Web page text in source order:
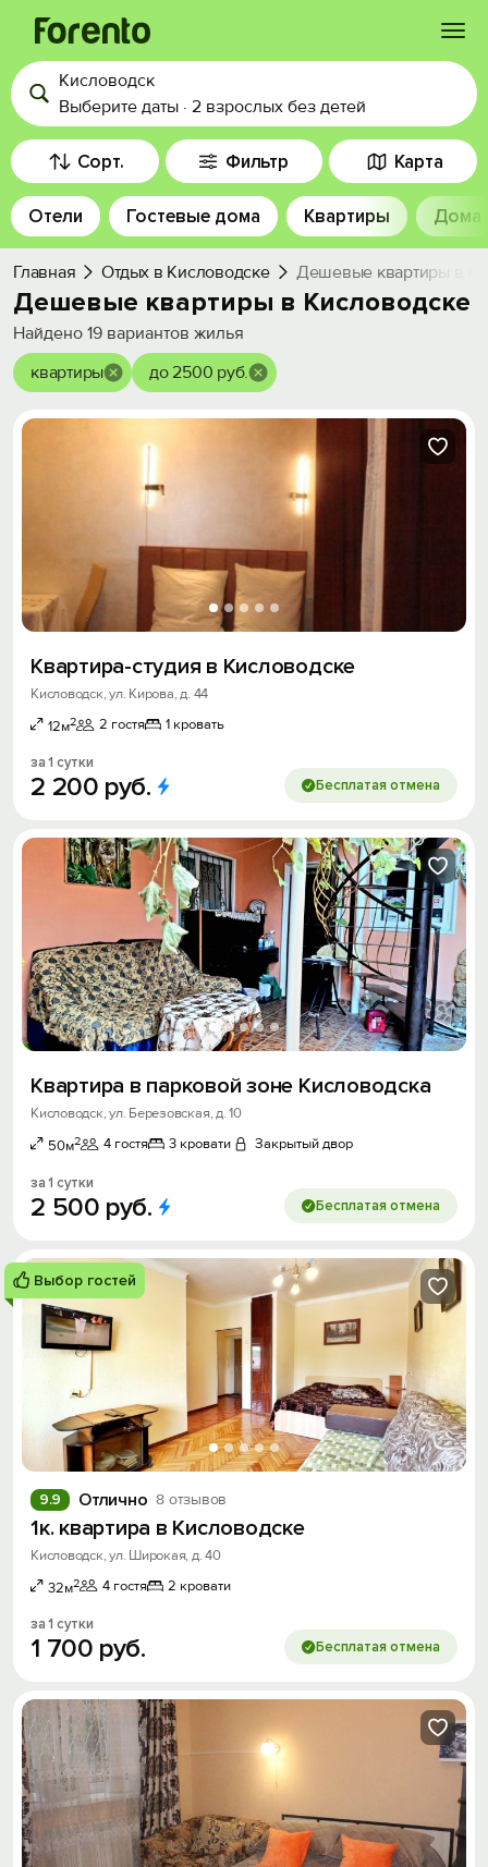
Войти
Избранное
История просмотра
Добавить свой объект
Кисловодск
Выберите даты · 2 взрослых без детей
Сорт. Фильтр Карта
Отели Гостевые дома Квартиры Дома
Главная Отдых в Кисловодске Дешевые квартиры в
Дешевые квартиры в Кисловодске
Найдено 19 вариантов жилья
квартиры
до 2500 руб.
Квартира-студия в Кисловодске
Кисловодск, ул. Кирова, д. 44
12м2 2 гостя 1 кровать
за 1 сутки
2 200 руб. Бесплатая отмена
Квартира в парковой зоне Кисловодска
Кисловодск, ул. Березовская, д. 10
50м2 4 гостя 3 кровати Закрытый двор
за 1 сутки
2 500 руб. Бесплатая отмена
Выбор гостей
Отлично 8 отзывов
9.9
1к. квартира в Кисловодске
Кисловодск, ул. Широкая, д. 40
32м2 4 гостя 2 кровати
за 1 сутки
1 700 руб. Бесплатая отмена